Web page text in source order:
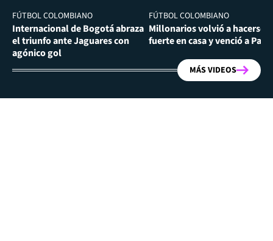
FÚTBOL COLOMBIANO
Internacional de Bogotá abraza
el triunfo ante Jaguares con
agónico gol
FÚTBOL COLOMBIANO
Millonarios volvió a hacerse
fuerte en casa y venció a
MÁS VIDEOS